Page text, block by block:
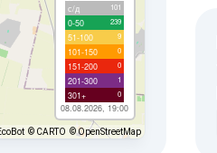
с/д 101
0-50 239
51-100 9
101-150 0
151-200 0
201-300 1
301+ 0
08.08.2026, 19:00
© CARTO © OpenStreetMap